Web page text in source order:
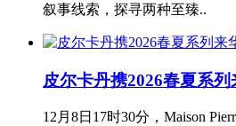
叙事线索，探寻两种至臻..
皮尔卡丹携2026春夏系
12月8日17时30分，Maison